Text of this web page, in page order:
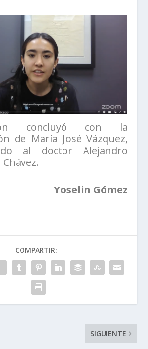
concluyó con la
de María José Vázquez,
al doctor Alejandro
Yoselin Gómez
COMPARTIR:
SIGUIENTE